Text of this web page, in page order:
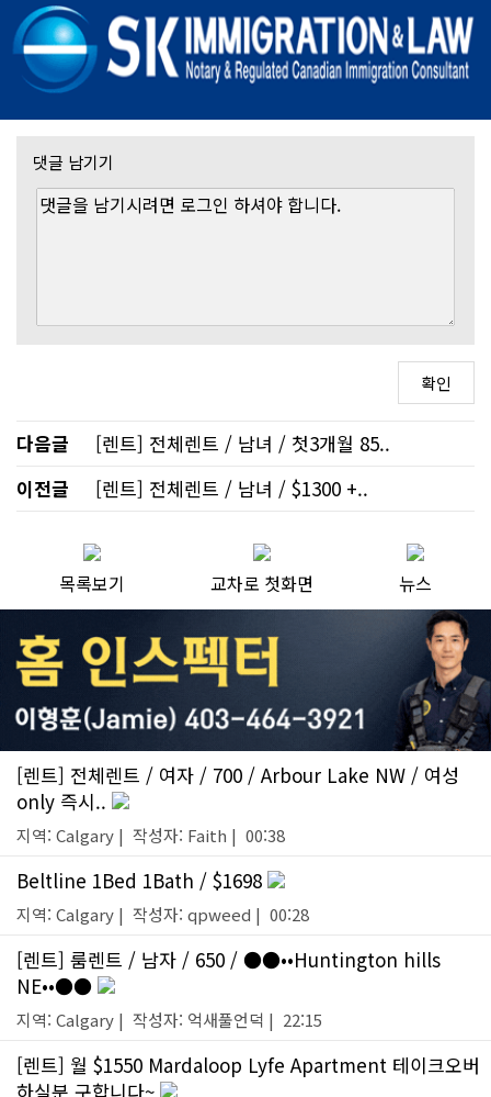
댓글 남기기
다음글
[렌트] 전체렌트 / 남녀 / 첫3개월 85..
이전글
[렌트] 전체렌트 / 남녀 / $1300 +..
목록보기 교차로 첫화면 뉴스
[렌트] 전체렌트 / 여자 / 700 / Arbour Lake NW / 여성
only 즉시..
지역: Calgary | 작성자: Faith | 00:38
Beltline 1Bed 1Bath / $1698
지역: Calgary | 작성자: qpweed | 00:28
[렌트] 룸렌트 / 남자 / 650 / ●●••Huntington hills
NE••●●
지역: Calgary | 작성자: 억새풀언덕 | 22:15
[렌트] 월 $1550 Mardaloop Lyfe Apartment 테이크오버
하실분 구합니다~